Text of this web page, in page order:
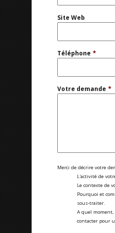
Site Web
Téléphone *
Votre demande *
Merci de décrire votre
L'activité de
Le contexte de
Pourquoi et
sous-traiter.
A quel
contacter pour